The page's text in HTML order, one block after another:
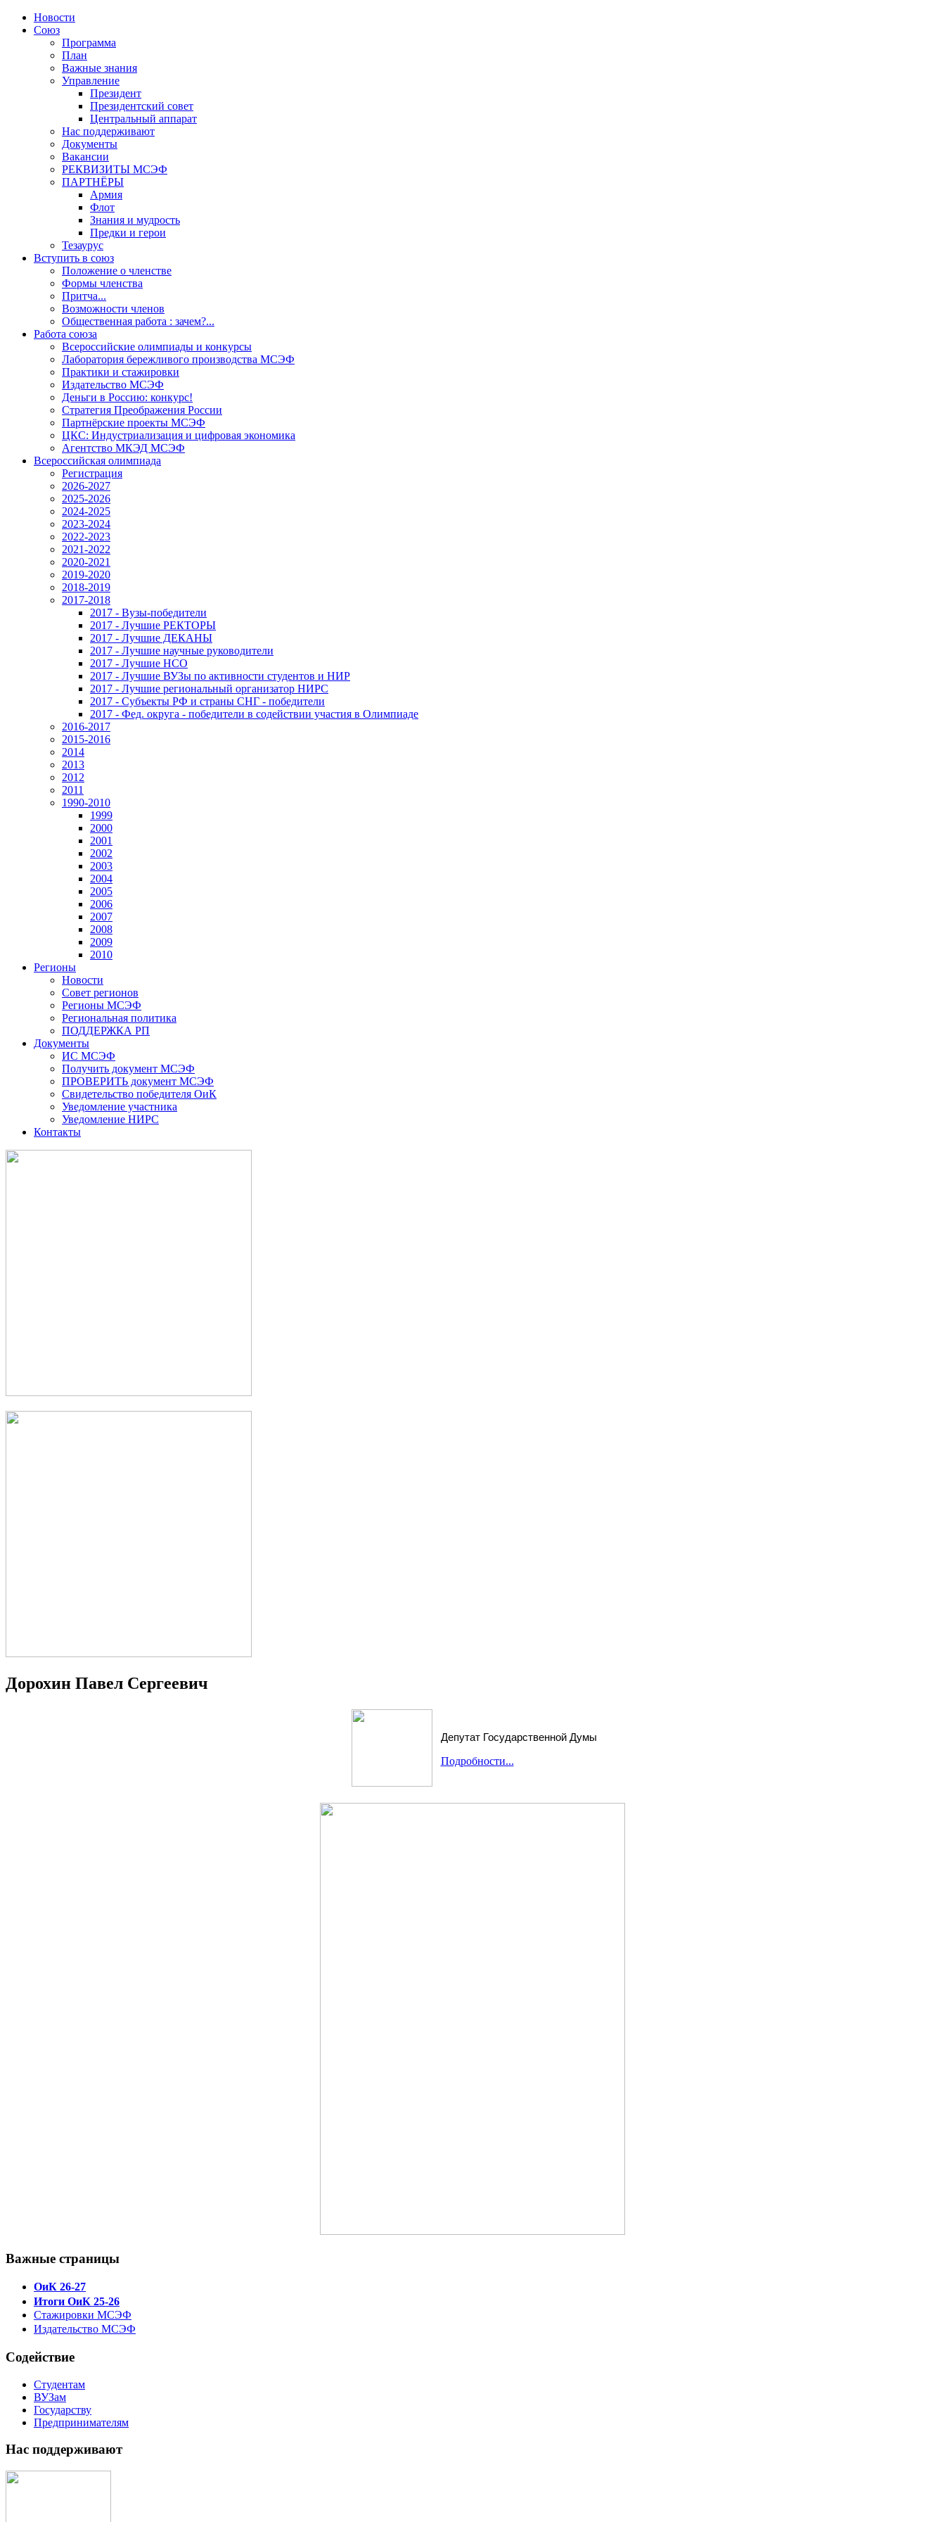
Новости
Союз
Программа
План
Важные знания
Управление
Президент
Президентский совет
Центральный аппарат
Нас поддерживают
Документы
Вакансии
РЕКВИЗИТЫ МСЭФ
ПАРТНЁРЫ
Армия
Флот
Знания и мудрость
Предки и герои
Тезаурус
Вступить в союз
Положение о членстве
Формы членства
Притча...
Возможности членов
Общественная работа : зачем?...
Работа союза
Всероссийские олимпиады и конкурсы
Лаборатория бережливого производства МСЭФ
Практики и стажировки
Издательство МСЭФ
Деньги в Россию: конкурс!
Стратегия Преображения России
Партнёрские проекты МСЭФ
ЦКС: Индустриализация и цифровая экономика
Агентство МКЭД МСЭФ
Всероссийская олимпиада
Регистрация
2026-2027
2025-2026
2024-2025
2023-2024
2022-2023
2021-2022
2020-2021
2019-2020
2018-2019
2017-2018
2017 - Вузы-победители
2017 - Лучшие РЕКТОРЫ
2017 - Лучшие ДЕКАНЫ
2017 - Лучшие научные руководители
2017 - Лучшие НСО
2017 - Лучшие ВУЗы по активности студентов и НИР
2017 - Лучшие региональный организатор НИРС
2017 - Субъекты РФ и страны СНГ - победители
2017 - Фед. округа - победители в содействии участия в Олимпиаде
2016-2017
2015-2016
2014
2013
2012
2011
1990-2010
1999
2000
2001
2002
2003
2004
2005
2006
2007
2008
2009
2010
Регионы
Новости
Совет регионов
Регионы МСЭФ
Региональная политика
ПОДДЕРЖКА РП
Документы
ИС МСЭФ
Получить документ МСЭФ
ПРОВЕРИТЬ документ МСЭФ
Свидетельство победителя ОиК
Уведомление участника
Уведомление НИРС
Контакты
Дорохин Павел Сергеевич
Депутат Государственной Думы
Подробности...
Важные страницы
ОиК 26-27
Итоги ОиК 25-26
Стажировки МСЭФ
Издательство МСЭФ
Содействие
Студентам
ВУЗам
Государству
Предпринимателям
Нас поддерживают